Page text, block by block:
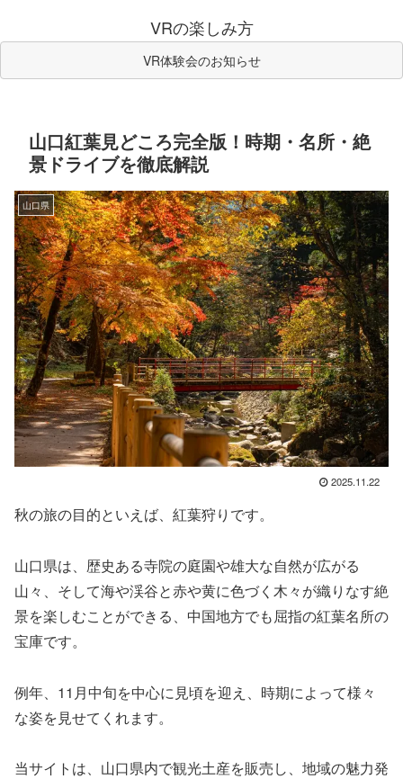
VRの楽しみ方
VR体験会のお知らせ
山口紅葉見どころ完全版！時期・名所・絶
景ドライブを徹底解説
山口県
2025.11.22
秋の旅の目的といえば、紅葉狩りです。
山口県は、歴史ある寺院の庭園や雄大な自然が広がる
山々、そして海や渓谷と赤や黄に色づく木々が織りなす絶
景を楽しむことができる、中国地方でも屈指の紅葉名所の
宝庫です。
例年、11月中旬を中心に見頃を迎え、時期によって様々
な姿を見せてくれます。
当サイトは、山口県内で観光土産を販売し、地域の魅力発